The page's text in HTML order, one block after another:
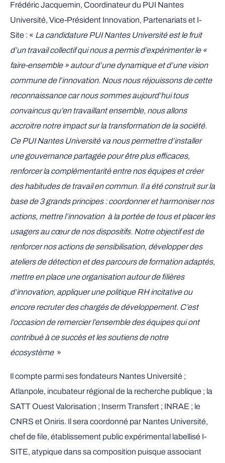
Frédéric Jacquemin, Coordinateur du PUI Nantes
Université, Vice-Président Innovation, Partenariats et I-
Site : « La candidature PUI Nantes Université est le fruit
d’un travail collectif qui nous a permis d’expérimenter le «
faire-ensemble » autour d’une dynamique et d’une vision
commune de l’innovation. Nous nous réjouissons de cette
reconnaissance car nous sommes aujourd’hui tous
convaincus qu’en travaillant ensemble, nous allons
accroitre notre impact sur la transformation de la société.
Ce PUI Nantes Université va nous permettre d’installer
une gouvernance partagée pour être plus efficaces,
renforcer la complémentarité entre nos équipes et créer
des habitudes de travail en commun. Il a été construit sur la
base de 3 grands principes : coordonner et harmoniser nos
actions, mettre l’innovation à la portée de tous et placer les
usagers au cœur de nos dispositifs. Notre objectif est de
renforcer nos actions de sensibilisation, développer des
ateliers de détection et des parcours de formation adaptés,
mettre en place une organisation autour de filières
d’innovation, appliquer une politique RH incitative ou
encore recruter des chargés de développement. C’est
l’occasion de remercier l’ensemble des équipes qui ont
contribué à ce succès et les soutiens de notre
écosystème»
Il compte parmi ses fondateurs Nantes Université ;
Atlanpole, incubateur régional de la recherche publique ; la
SATT Ouest Valorisation ; Inserm Transfert ; INRAE ; le
CNRS et Oniris. Il sera coordonné par Nantes Université,
chef de file, établissement public expérimental labellisé I-
SITE, atypique dans sa composition puisque associant